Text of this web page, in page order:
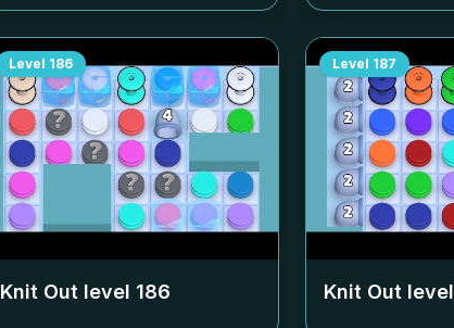
Level 186
Knit Out level 186
Level 187
Knit Out level